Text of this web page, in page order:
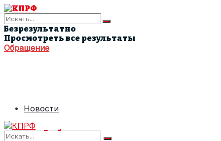
Безрезультатно
Просмотреть все результаты
Обращение
Новости
В области